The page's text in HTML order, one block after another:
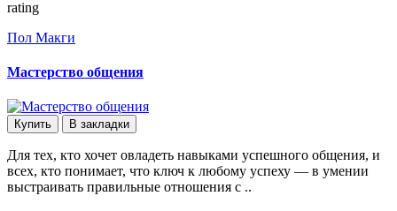
rating
Пол Макги
Мастерство общения
Купить В закладки
Для тех, кто хочет овладеть навыками успешного общения, и
всех, кто понимает, что ключ к любому успеху — в умении
выстраивать правильные отношения с ..